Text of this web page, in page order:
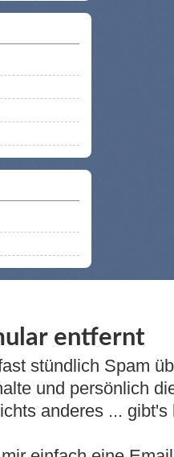
entfernt
stündlich Spam
und persönlich
anderes ...